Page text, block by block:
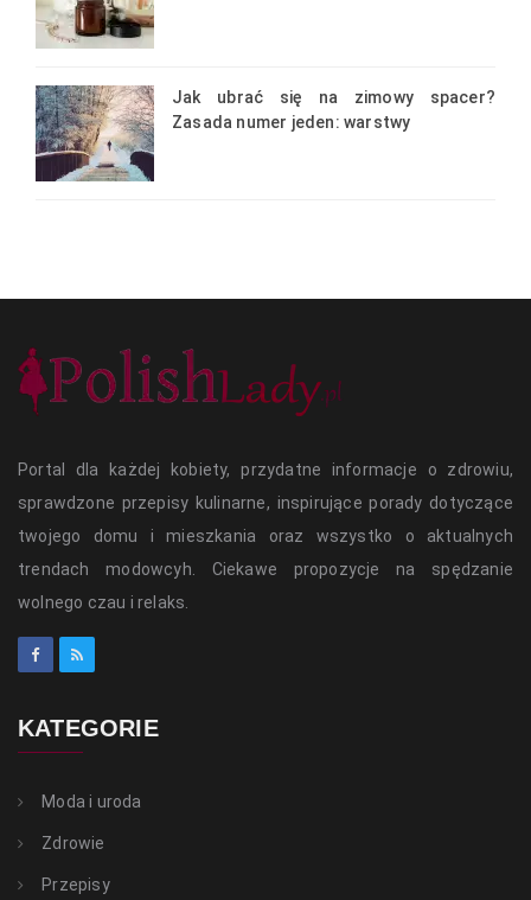
Jak ubrać się na zimowy spacer?
Zasada numer jeden: warstwy
Portal dla każdej kobiety, przydatne informacje o zdrowiu,
sprawdzone przepisy kulinarne, inspirujące porady dotyczące
twojego domu i mieszkania oraz wszystko o aktualnych
trendach modowcyh. Ciekawe propozycje na spędzanie
wolnego czau i relaks.
KATEGORIE
Moda i uroda
Zdrowie
Przepisy